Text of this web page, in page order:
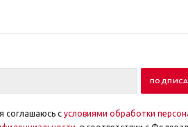
соглашаюсь с условиями обработки